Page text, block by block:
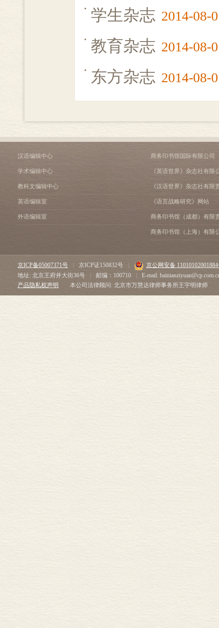
学生杂志 2014-08-
教育杂志 2014-08-
东方杂志 2014-08-
汉语编辑中心
学术编辑中心
教科文编辑中心
英语编辑室
外语编辑室
商务印书馆国际有限公司
《英语世界》杂志社有限
《汉语世界》杂志社有限
《语言战略研究》网站
商务印书馆（成都）有限
商务印书馆（上海）有限
京ICP备05007371号 京ICP证150832号
京公网安备
地址: 北京王府井大街36号
邮编：100710
E-mail:
产品隐私权声明
本公司法律顾问: 北京市万慧达律师事务所王宇明律师